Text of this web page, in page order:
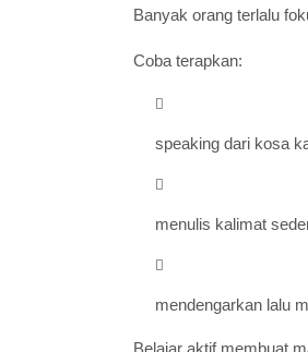
Banyak orang terlalu
Coba terapkan:
speaking dari kosa
menulis kalimat
mendengarkan lalu
Belajar aktif membuat